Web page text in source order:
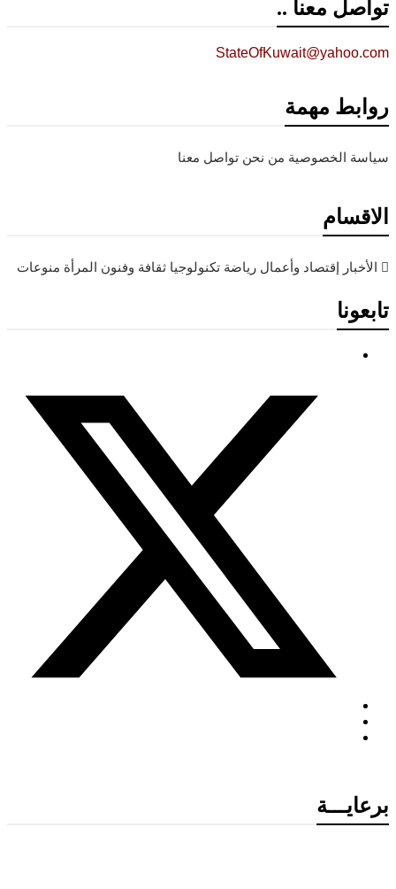
تواصل معنا ..
StateOfKuwait@yahoo.com
روابط مهمة
سياسة الخصوصية من نحن تواصل معنا
الاقسام
الأخبار إقتصاد وأعمال رياضة تكنولوجيا ثقافة وفنون المرأة منوعات
تابعونا
برعايـــة